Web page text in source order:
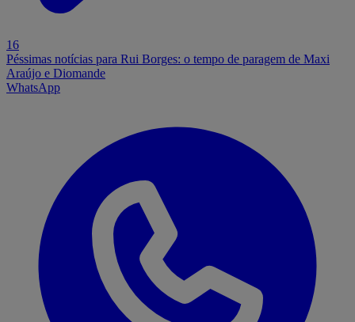
16
Péssimas notícias para Rui Borges: o tempo de paragem de Maxi
Araújo e Diomande
WhatsApp